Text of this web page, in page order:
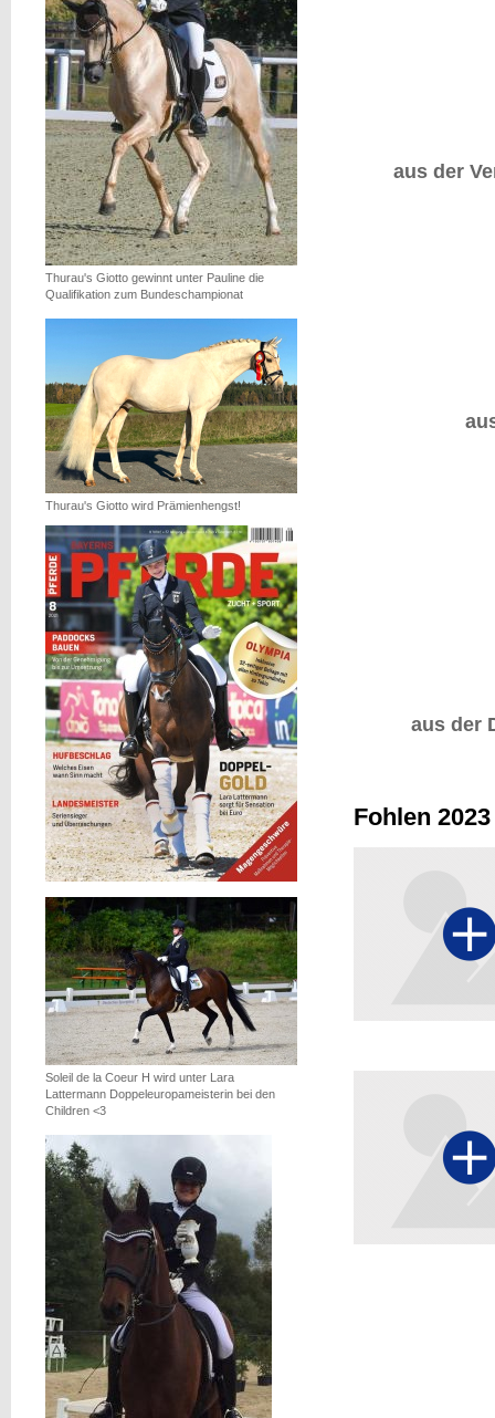
Thurau's Giotto gewinnt unter Pauline die
Qualifikation zum Bundeschampionat
Thurau's Giotto wird Prämienhengst!
Soleil de la Coeur H wird unter Lara
Lattermann Doppeleuropameisterin bei den
Children <3
aus der
aus der
Fohlen 2023